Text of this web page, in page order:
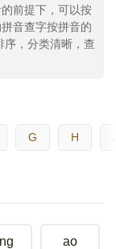
前提下，可以按
音查字按拼音的
序，分类清晰，查
G H
ao